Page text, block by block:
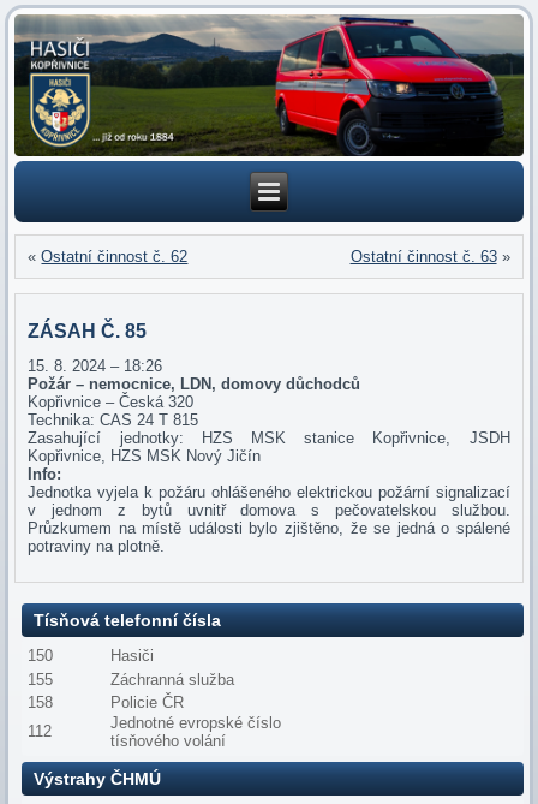
«Ostatní činnost č. 62 Ostatní činnost č. 63»
ZÁSAH Č. 85
15. 8. 2024 – 18:26
Požár – nemocnice, LDN, domovy důchodců
Kopřivnice – Česká 320
Technika: CAS 24 T 815
Zasahující jednotky: HZS MSK stanice Kopřivnice, JSDH
Kopřivnice, HZS MSK Nový Jičín
Info:
Jednotka vyjela k požáru ohlášeného elektrickou požární signalizací
v jednom z bytů uvnitř domova s pečovatelskou službou.
Průzkumem na místě události bylo zjištěno, že se jedná o spálené
potraviny na plotně.
Tísňová telefonní čísla
150
Hasiči
155
Záchranná služba
158
Policie ČR
112
Jednotné evropské číslo
tísňového volání
Výstrahy ČHMÚ